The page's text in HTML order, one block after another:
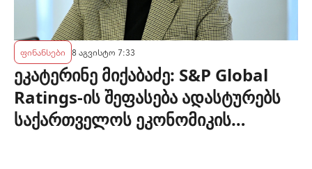
ფინანსები 8 აგვისტო 7:33
ეკატერინე მიქაბაძე: S&P Global
Ratings-ის შეფასება ადასტურებს
საქართველოს ეკონომიკის